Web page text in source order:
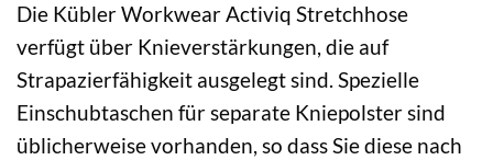
Die Kübler Workwear Activiq Stretchhose
verfügt über Knieverstärkungen, die auf
Strapazierfähigkeit ausgelegt sind. Spezielle
Einschubtaschen für separate Kniepolster sind
üblicherweise vorhanden, so dass Sie diese nach